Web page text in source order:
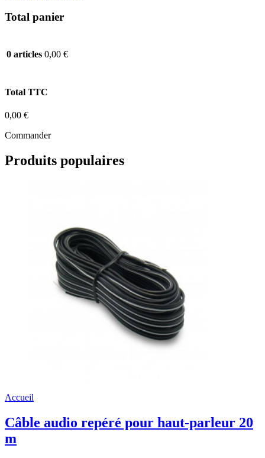
Total panier
0 articles 0,00 €
Total TTC
0,00 €
Commander
Produits populaires
Accueil
Câble audio repéré pour haut-parleur 20
m